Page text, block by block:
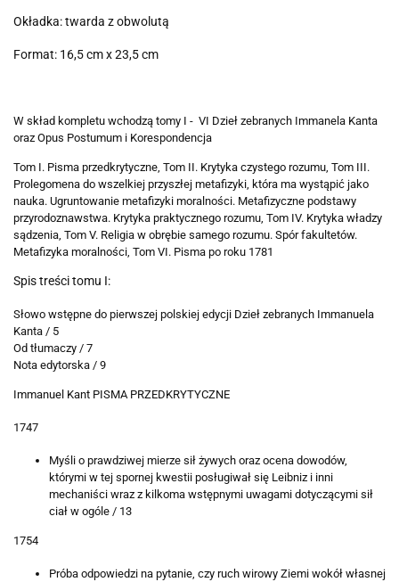
Okładka: twarda z obwolutą
Format: 16,5 cm x 23,5 cm
W skład kompletu wchodzą tomy I - VI Dzieł zebranych Immanela Kanta
oraz Opus Postumum i Korespondencja
Tom I. Pisma przedkrytyczne, Tom II. Krytyka czystego rozumu, Tom III.
Prolegomena do wszelkiej przyszłej metafizyki, która ma wystąpić jako
nauka. Ugruntowanie metafizyki moralności. Metafizyczne podstawy
przyrodoznawstwa. Krytyka praktycznego rozumu, Tom IV. Krytyka władzy
sądzenia, Tom V. Religia w obrębie samego rozumu. Spór fakultetów.
Metafizyka moralności, Tom VI. Pisma po roku 1781
Spis treści tomu I:
Słowo wstępne do pierwszej polskiej edycji Dzieł zebranych Immanuela
Kanta / 5
Od tłumaczy / 7
Nota edytorska / 9
Immanuel Kant PISMA PRZEDKRYTYCZNE
1747
Myśli o prawdziwej mierze sił żywych oraz ocena dowodów,
którymi w tej spornej kwestii posługiwał się Leibniz i inni
mechaniści wraz z kilkoma wstępnymi uwagami dotyczącymi sił
ciał w ogóle / 13
1754
Próba odpowiedzi na pytanie, czy ruch wirowy Ziemi wokół własnej